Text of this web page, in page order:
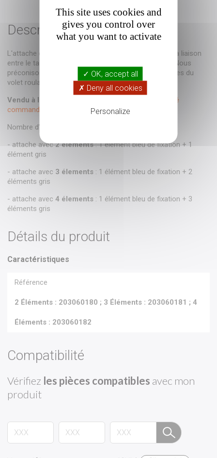
Description
L'attache de tablier (ou verrou automatique) permet la liaison
entre le tablier du volet roulant et son axe de 56mm. Nous
préconisons de changer tous les verrous automatiques du
volet roulant.
Vendu à l'unité
(attention, ne pas confondre quantité
commandée et nombre d'éléments).
Nombre d'élements pour chaque attache :
- attache avec2 élements: 1 élément bleu de fixation + 1
élément gris
- attache avec 3 élements : 1 élément bleu de fixation + 2
éléments gris
- attache avec 4 élements : 1 élément bleu de fixation + 3
éléments gris
Détails du produit
Caractéristiques
Référence
2 Éléments : 203060180 ; 3 Éléments : 203060181 ; 4
Éléments : 203060182
Compatibilité
Vérifiez les pièces compatibles avec mon
produit
This site uses cookies and
gives you control over
what you want to activate
✓ OK, accept all
✗ Deny all cookies
Personalize